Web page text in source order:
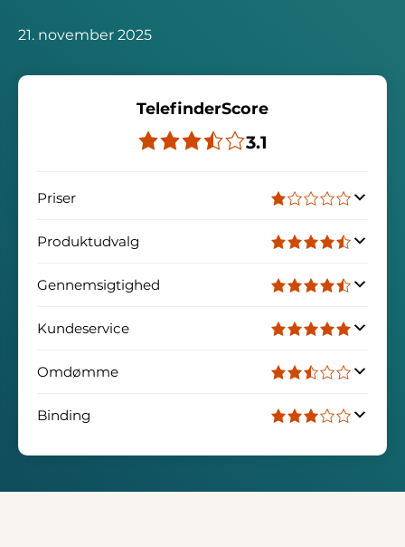
21. november 2025
TelefinderScore
3.1
Priser
Produktudvalg
Gennemsigtighed
Kundeservice
Omdømme
Binding